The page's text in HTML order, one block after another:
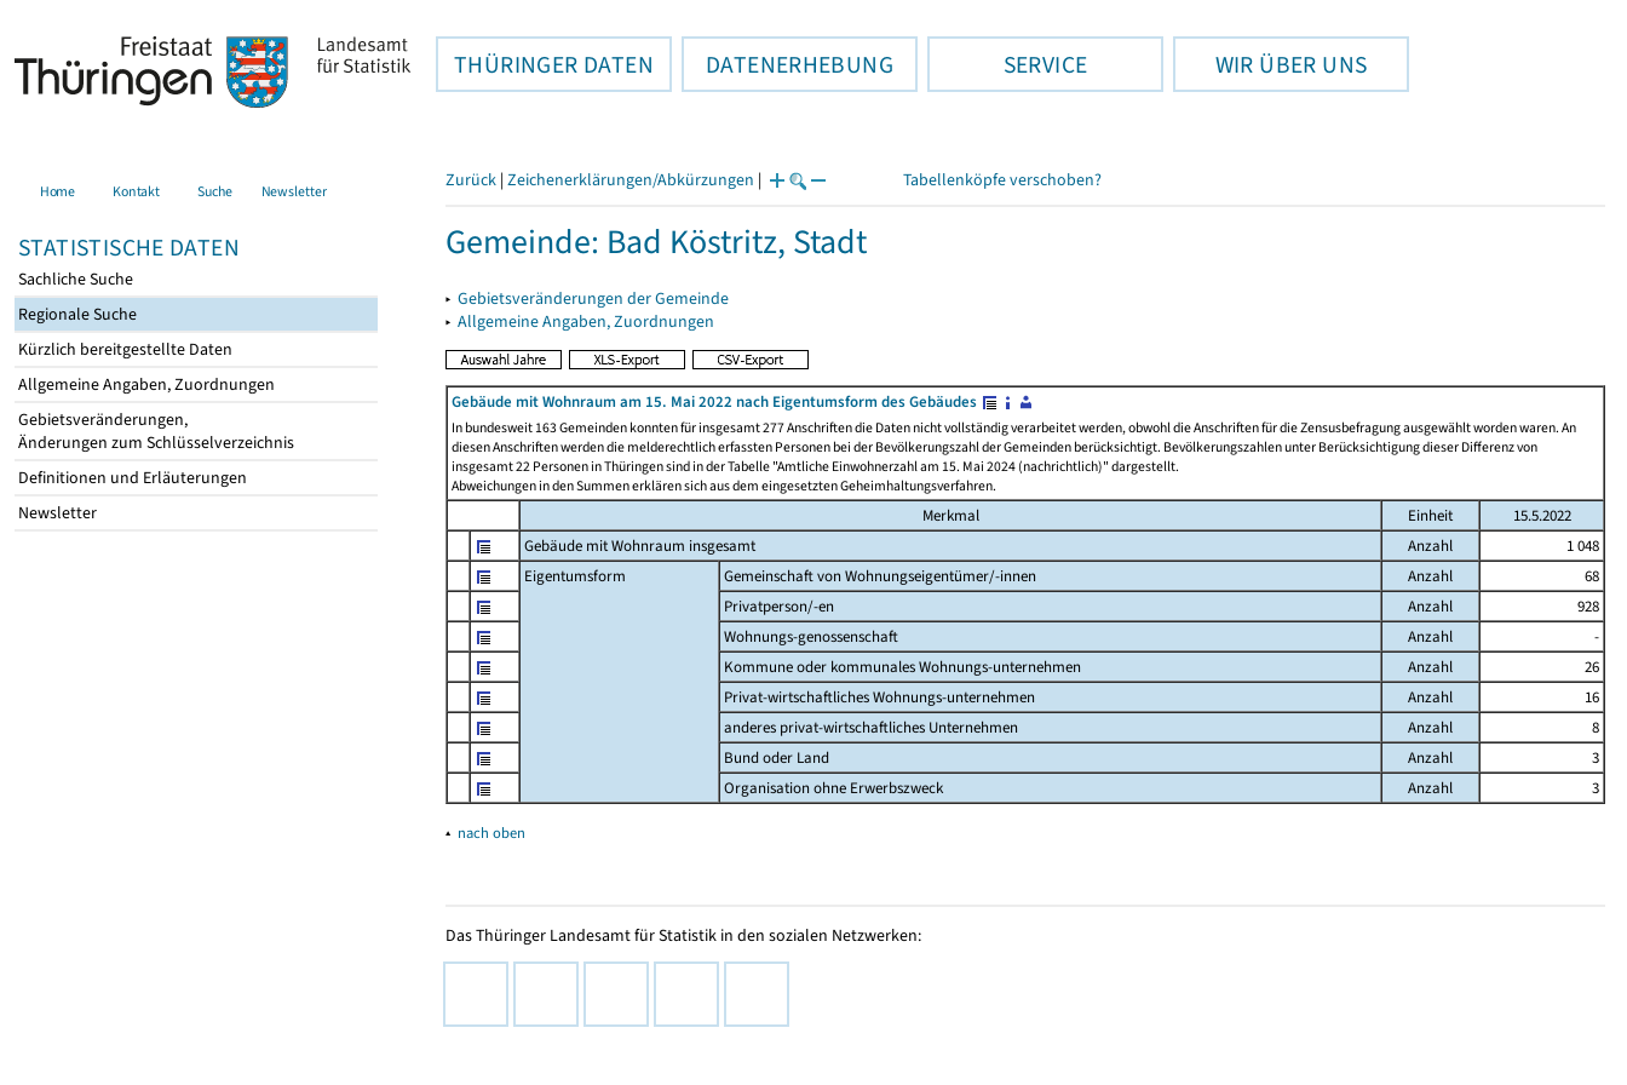
THÜRINGER DATEN DATENERHEBUNG SERVICE WIR ÜBER UNS
Home Kontakt Suche Newsletter
STATISTISCHE DATEN
Sachliche Suche
Regionale Suche
Kürzlich bereitgestellte Daten
Allgemeine Angaben, Zuordnungen
Gebietsveränderungen,
Änderungen zum Schlüsselverzeichnis
Definitionen und Erläuterungen
Newsletter
Zurück | Zeichenerklärungen/Abkürzungen | Tabellenköpfe verschoben?
Gemeinde: Bad Köstritz, Stadt
▸ Gebietsveränderungen der Gemeinde
▸ Allgemeine Angaben, Zuordnungen
Gebäude mit Wohnraum am 15. Mai 2022 nach Eigentumsform des Gebäudes
In bundesweit 163 Gemeinden konnten für insgesamt 277 Anschriften die Daten nicht vollständig verarbeitet werden, obwohl die Anschriften für die Zensusbefragung ausgewählt worden waren. An
diesen Anschriften werden die melderechtlich erfassten Personen bei der Bevölkerungszahl der Gemeinden berücksichtigt. Bevölkerungszahlen unter Berücksichtigung dieser Differenz von
insgesamt 22 Personen in Thüringen sind in der Tabelle "Amtliche Einwohnerzahl am 15. Mai 2024 (nachrichtlich)" dargestellt.
Abweichungen in den Summen erklären sich aus dem eingesetzten Geheimhaltungsverfahren.
Merkmal Einheit
15.5.2022
Gebäude mit Wohnraum insgesamt
Anzahl
1 048
Eigentumsform
Gemeinschaft von Wohnungseigentümer/-innen Anzahl
68
Privatperson/-en
Anzahl
928
Wohnungs-genossenschaft
Anzahl
-
Kommune oder kommunales Wohnungs-unternehmen
Anzahl
26
Privat-wirtschaftliches Wohnungs-unternehmen
Anzahl
16
anderes privat-wirtschaftliches Unternehmen
Anzahl
8
Bund oder Land
Anzahl
3
Organisation ohne Erwerbszweck
Anzahl 3
▴ nach oben
Das Thüringer Landesamt für Statistik in den sozialen Netzwerken: